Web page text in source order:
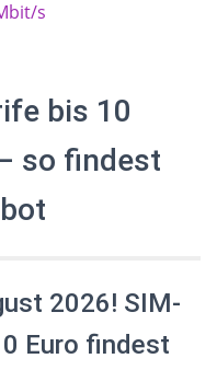
s
bis 10
so findest
2026! SIM-
Euro findest